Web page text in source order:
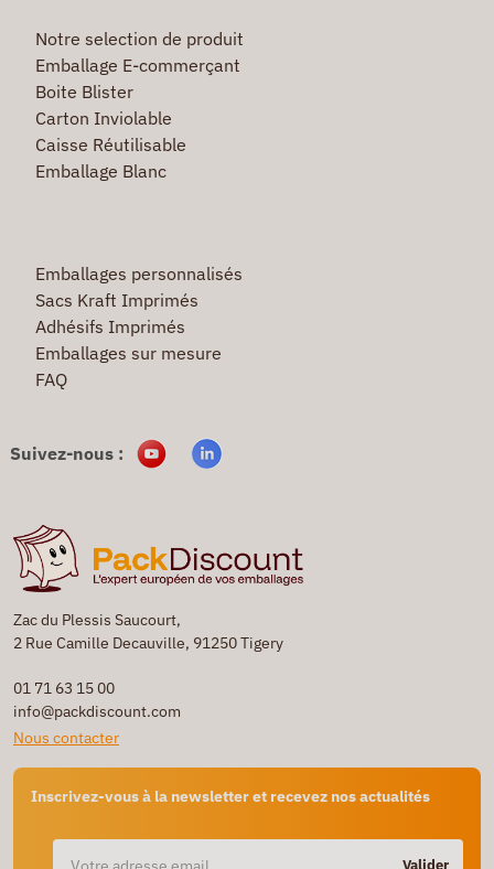
Zac du Plessis Saucourt,
2 Rue Camille Decauville, 91250 Tigery
01 71 63 15 00
info@packdiscount.com
Nous contacter
Inscrivez-vous à la newsletter et recevez nos actualités
Valider
Notre selection de produit
Emballage E-commerçant
Boite Blister
Carton Inviolable
Caisse Réutilisable
Emballage Blanc
Emballages personnalisés
Sacs Kraft Imprimés
Adhésifs Imprimés
Emballages sur mesure
FAQ
Suivez-nous :